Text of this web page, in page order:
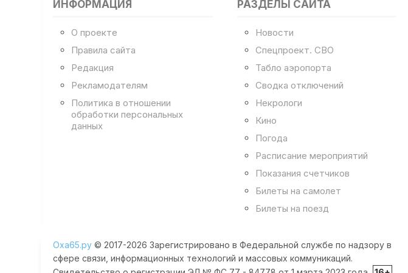
ИНФОРМАЦИЯ
О проекте
Правила сайта
Редакция
Рекламодателям
Политика в отношении
обработки персональных
данных
РАЗДЕЛЫ САЙТА
Новости
Спецпроект. СВО
Табло аэропорта
Сводка отключений
Некрологи
Кино
Погода
Расписание мероприятий
Показания счетчиков
Билеты на самолет
Билеты на поезд
Оха65.ру © 2017-2026 Зарегистрировано в Федеральной службе по надзору в
сфере связи, информационных технологий и массовых коммуникаций.